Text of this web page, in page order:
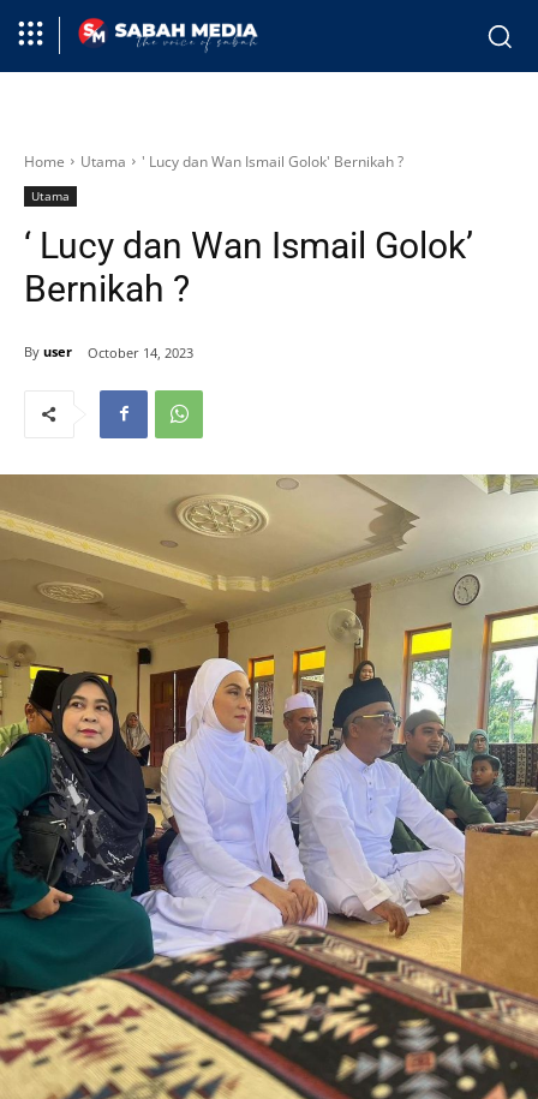
Home Utama ' Lucy dan Wan Ismail Golok' Bernikah ?
Utama
‘ Lucy dan Wan Ismail Golok’
Bernikah ?
By user October 14, 2023